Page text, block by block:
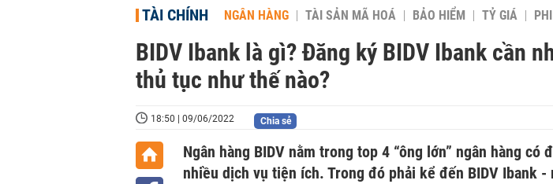
TÀI CHÍNH NGÂN HÀNG TÀI SẢN MÃ HOÁ BẢO HIỂM TỶ GIÁ
BIDV Ibank là gì? Đăng ký BIDV Ibank cần
thủ tục như thế nào?
18:50 | 09/06/2022 Chia sẻ
Ngân hàng BIDV nằm trong top 4 “ông lớn” ngân hàng có
nhiều dịch vụ tiện ích. Trong đó phải kể đến BIDV Ibank -